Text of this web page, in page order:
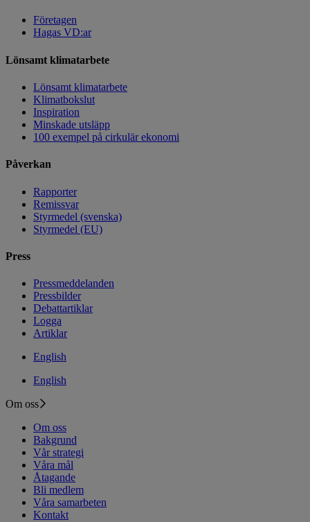
Företagen
Hagas VD:ar
Lönsamt klimatarbete
Lönsamt klimatarbete
Klimatbokslut
Inspiration
Minskade utsläpp
100 exempel på cirkulär ekonomi
Påverkan
Rapporter
Remissvar
Styrmedel (svenska)
Styrmedel (EU)
Press
Pressmeddelanden
Pressbilder
Debattartiklar
Logga
Artiklar
English
English
Om oss
Om oss
Bakgrund
Vår strategi
Våra mål
Åtagande
Bli medlem
Våra samarbeten
Kontakt